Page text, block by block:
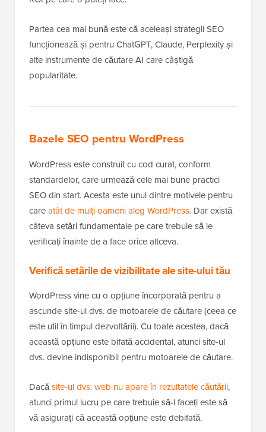
Partea cea mai bună este că aceleași strategii SEO
funcționează și pentru ChatGPT, Claude, Perplexity și
alte instrumente de căutare AI care câștigă
popularitate.
Bazele SEO pentru WordPress
WordPress este construit cu cod curat, conform
standardelor, care urmează cele mai bune practici
SEO din start. Acesta este unul dintre motivele pentru
careatât de mulți oameni aleg WordPress. Dar există
câteva setări fundamentale pe care trebuie să le
verificați înainte de a face orice altceva.
Verifică setările de vizibilitate ale site-ului tău
WordPress vine cu o opțiune încorporată pentru a
ascunde site-ul dvs. de motoarele de căutare (ceea ce
este util în timpul dezvoltării). Cu toate acestea, dacă
această opțiune este bifată accidental, atunci site-ul
dvs. devine indisponibil pentru motoarele de căutare.
Dacăsite-ul dvs. web nu apare în rezultatele căutării,
atunci primul lucru pe care trebuie să-l faceți este să
vă asigurați că această opțiune este debifată.